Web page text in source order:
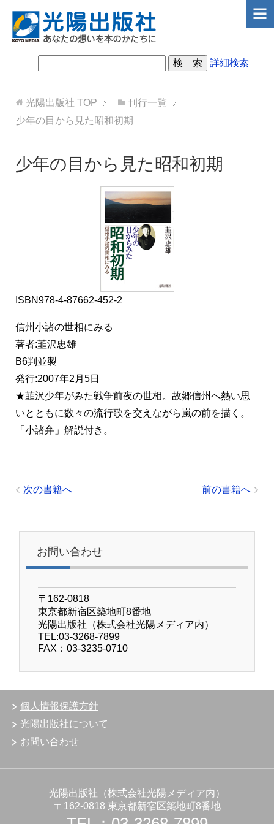
詳細検索
光陽出版社 TOP
刊行一覧
少年の目から見た昭和初期
少年の目から見た昭和初期
ISBN978-4-87662-452-2
信州小諸の世相にみる
著者:韮沢忠雄
B6判並製
発行:2007年2月5日
★韮沢少年がみた戦争前夜の世相。故郷信州へ熱い思
いとともに数々の流行歌を交えながら嵐の前を描く。
「小諸弁」解説付き。
前の書籍へ
次の書籍へ
お問い合わせ
〒162-0818
東京都新宿区築地町8番地
光陽出版社（株式会社光陽メディア内）
TEL:03-3268-7899
FAX：03-3235-0710
個人情報保護方針
光陽出版社について
お問い合わせ
光陽出版社（株式会社光陽メディア内）
〒162-0818 東京都新宿区築地町8番地